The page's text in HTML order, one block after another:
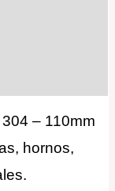
– 110mm
hornos,